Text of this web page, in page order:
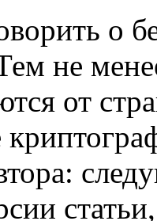
о
не
от